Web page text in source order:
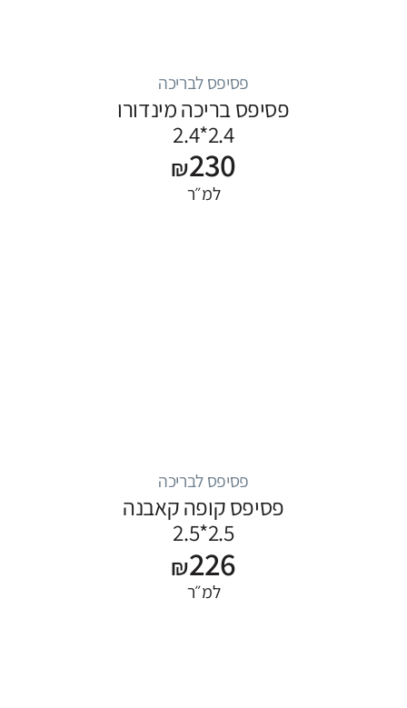
פסיפס לבריכה
פסיפס בריכה מינדורו
2.4*2.4
₪230
למ״ר
פסיפס לבריכה
פסיפס קופה קאבנה
2.5*2.5
₪226
למ״ר